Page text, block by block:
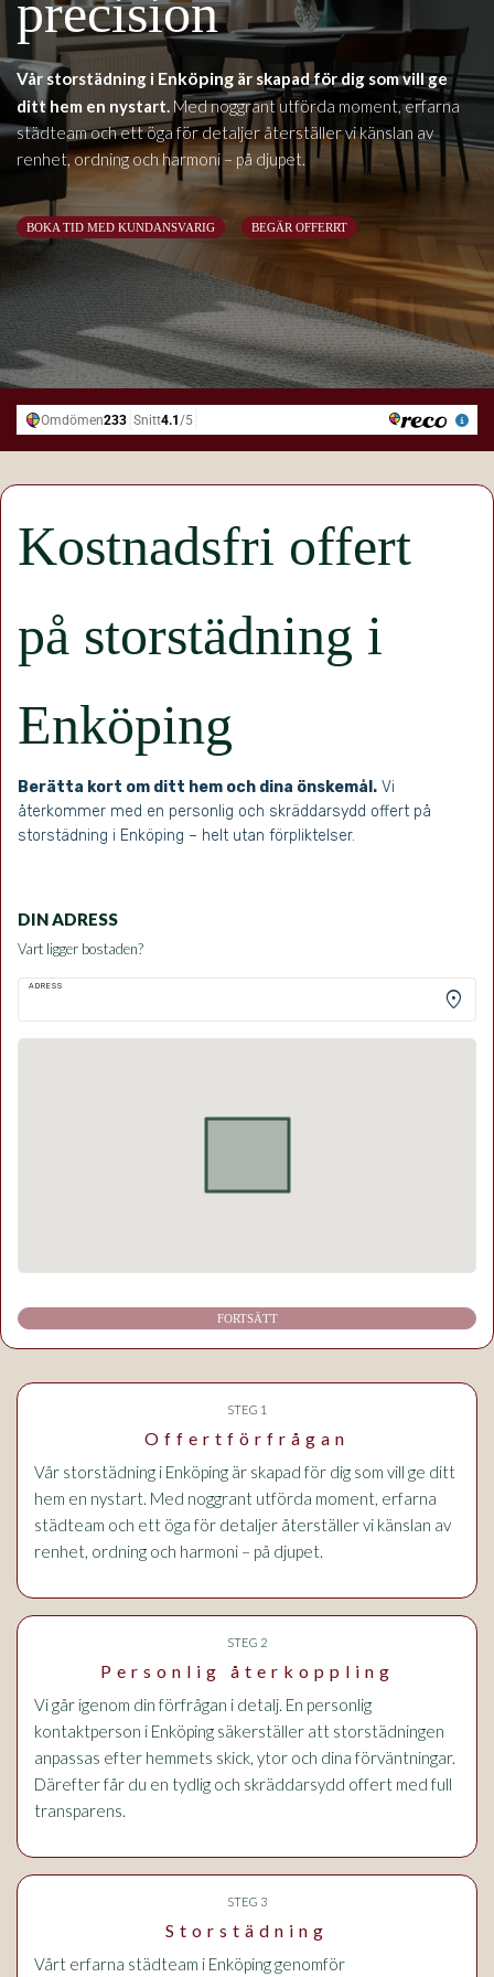
precision
Vår storstädning i Enköping är skapad för dig som vill ge
ditt hem en nystart.Med noggrant utförda moment, erfarna
städteam och ett öga för detaljer återställer vi känslan av
renhet, ordning och harmoni – på djupet.
BOKA TID MED KUNDANSVARIG BEGÄR OFFERRT
Kostnadsfri offert
på storstädning i
Enköping
Berätta kort om ditt hem och dina önskemål. Vi
återkommer med en personlig och skräddarsydd offert på
storstädning i Enköping – helt utan förpliktelser.
DIN ADRESS
Vart ligger bostaden?
ADRESS
location_on
FORTSÄTT
STEG 1
Offertförfrågan
Vår storstädning i Enköping är skapad för dig som vill ge ditt
hem en nystart. Med noggrant utförda moment, erfarna
städteam och ett öga för detaljer återställer vi känslan av
renhet, ordning och harmoni – på djupet.
STEG 2
Personlig återkoppling
Vi går igenom din förfrågan i detalj. En personlig
kontaktperson i Enköping säkerställer att storstädningen
anpassas efter hemmets skick, ytor och dina förväntningar.
Därefter får du en tydlig och skräddarsydd offert med full
transparens.
STEG 3
Storstädning
Vårt erfarna städteam i Enköping genomför